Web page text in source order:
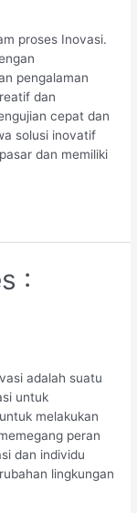
proses Inovasi.
pengalaman
dan
cepat dan
solusi inovatif
dan memiliki
:
adalah suatu
untuk
melakukan
peran
dan individu
lingkungan